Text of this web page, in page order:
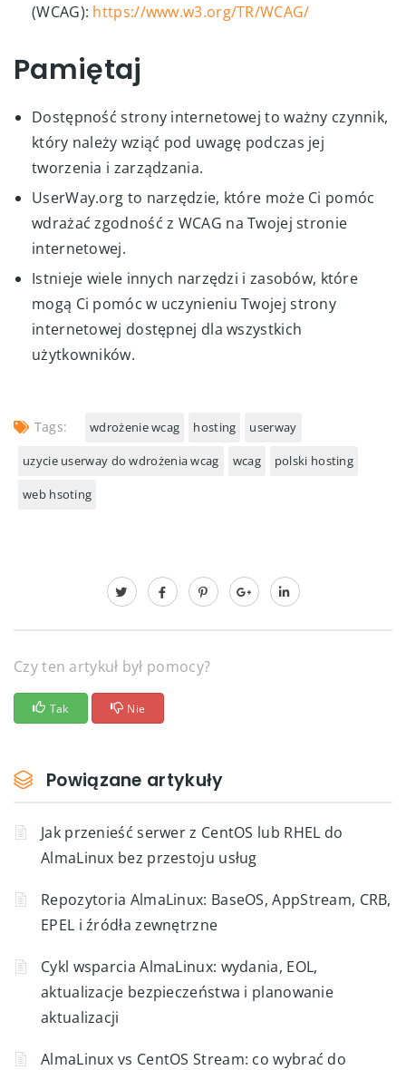
(WCAG): https://www.w3.org/TR/WCAG/
Pamiętaj
Dostępność strony internetowej to ważny czynnik,
który należy wziąć pod uwagę podczas jej
tworzenia i zarządzania.
UserWay.org to narzędzie, które może Ci pomóc
wdrażać zgodność z WCAG na Twojej stronie
internetowej.
Istnieje wiele innych narzędzi i zasobów, które
mogą Ci pomóc w uczynieniu Twojej strony
internetowej dostępnej dla wszystkich
użytkowników.
Tags: wdrożenie wcag hosting userway
uzycie userway do wdrożenia wcag wcag polski hosting
web hsoting
Czy ten artykuł był pomocy?
Tak Nie
Powiązane artykuły
Jak przenieść serwer z CentOS lub RHEL do
AlmaLinux bez przestoju usług
Repozytoria AlmaLinux: BaseOS, AppStream, CRB,
EPEL i źródła zewnętrzne
Cykl wsparcia AlmaLinux: wydania, EOL,
aktualizacje bezpieczeństwa i planowanie
aktualizacji
AlmaLinux vs CentOS Stream: co wybrać do